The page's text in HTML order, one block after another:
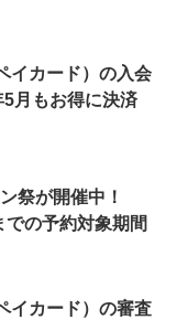
イカード）の入会
月もお得に決済
祭が開催中！
の予約対象期間
イカード）の審査